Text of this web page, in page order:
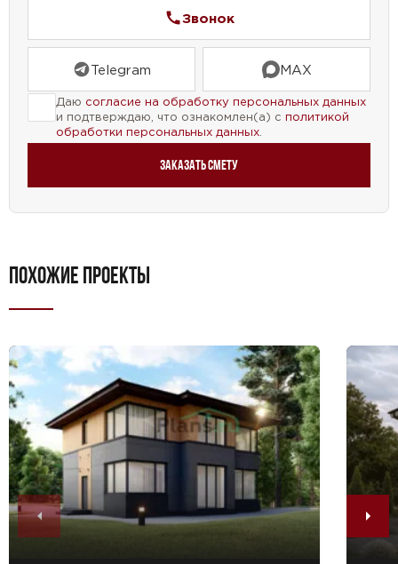
для всех, кто мечтает о собственном уютном доме.
Дополнительно, в этом проекте предусмотрена
гардеробная, что позволяет хранить одежду и
аксессуары в порядке.
Этот проект дома до 130 кв.м с террасой —
идеальный вариант для тех, кто ценит комфорт и
Звонок
Telegram MAX
Даю согласие на обработку персональных данных
и подтверждаю, что ознакомлен(а) с политикой
обработки персональных данных.
Заказать смету
ПОХОЖИЕ ПРОЕКТЫ